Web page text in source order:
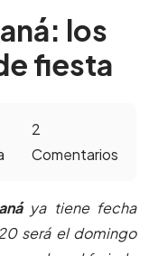
los
fiesta
2
Comentarios
ya tiene fecha
será el domingo